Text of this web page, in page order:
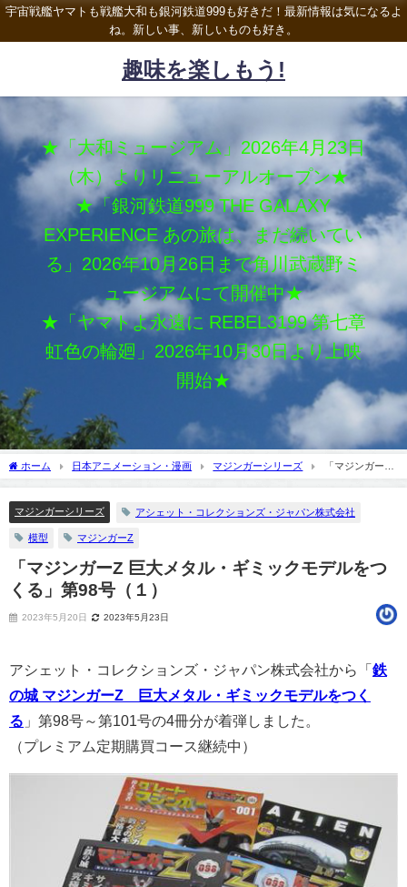
宇宙戦艦ヤマトも戦艦大和も銀河鉄道999も好きだ！最新情報は気になるよ
ね。新しい事、新しいものも好き。
趣味を楽しもう!
★「大和ミュージアム」2026年4月23日
（木）よりリニューアルオープン★
★「銀河鉄道999 THE GALAXY
EXPERIENCE あの旅は、まだ続いてい
る」2026年10月26日まで角川武蔵野ミ
ュージアムにて開催中★
★「ヤマトよ永遠に REBEL3199 第七章
虹色の輪廻」2026年10月30日より上映
開始★
ホーム 日本アニメーション・漫画 マジンガーシリーズ
「マジンガーZ
マジンガーシリーズ アシェット・コレクションズ・ジャパン株式会社
模型 マジンガーZ
「マジンガーZ 巨大メタル・ギミックモデルをつ
くる」第98号（１）
2023年5月20日 2023年5月23日
アシェット・コレクションズ・ジャパン株式会社から「 鉄
の城 マジンガーZ 巨大メタル・ギミックモデルをつく
る 」第98号～第101号の4冊分が着弾しました。
（プレミアム定期購買コース継続中）